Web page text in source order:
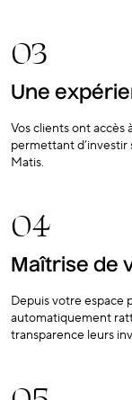
03
Une
Vos clients ont accès
permettant
Matis.
04
Maîtrise de
Depuis votre espace
automatiquement
transparence leurs